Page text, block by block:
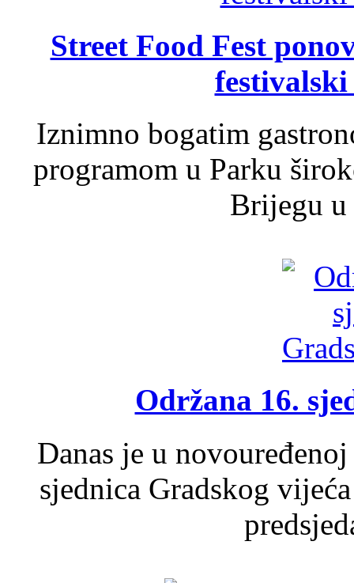
Street Food Fest
Iznimno bogatim
programom u Parku
Brijegu u
Održana 16.
Danas je u
sjednica Gradskog